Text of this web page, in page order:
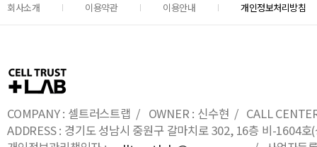
회사소개 이용약관 이용안내 개인정보처리방침
COMPANY : 셀트러스트랩 / OWNER : 신수현 / CALL
ADDRESS : 경기도 성남시 중원구 갈마치로 302, 16층 비-1604